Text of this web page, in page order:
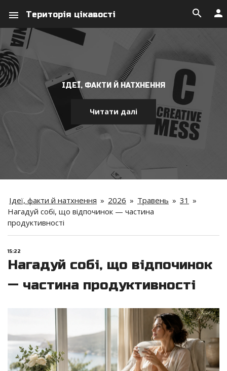
menu Територія цікавості person
search
ІДЕЇ, ФАКТИ Й НАТХНЕННЯ
Читати далі
Ідеї, факти й натхнення » 2026 » Травень » 31 »
Нагадуй собі, що відпочинок — частина
продуктивності
15:22
Нагадуй собі, що відпочинок
— частина продуктивності